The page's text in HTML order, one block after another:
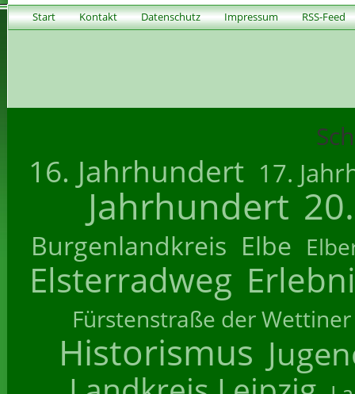
Start Kontakt Datenschutz Impressum RSS-Feed
16. Jahrhundert 17.
Jahrhundert
Burgenlandkreis Elbe
Elsterradweg
Fürstenstraße der Wettiner
Historismus